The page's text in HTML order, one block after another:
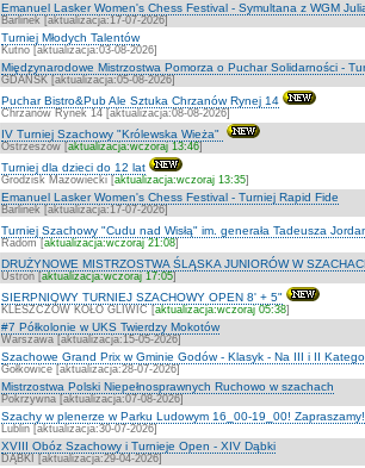
Emanuel Lasker Women's Chess Festival - Symultana z WGM
Barlinek [aktualizacja:17-07-2026]
Turniej Młodych Talentów
Kutno [aktualizacja:03-08-2026]
Międzynarodowe Mistrzostwa Pomorza o Puchar Solidarności -
GDAŃSK [aktualizacja:05-08-2026]
Puchar Bistro&Pub Ale Sztuka Chrzanów Rynej 14
Chrzanów Rynek 14 [aktualizacja:08-08-2026]
IV Turniej Szachowy "Królewska Wieża"
Ostrzeszów [aktualizacja:wczoraj 13:46]
Turniej dla dzieci do 12 lat
Grodzisk Mazowiecki [aktualizacja:wczoraj 13:35]
Emanuel Lasker Women's Chess Festival - Turniej Rapid Fide
Barlinek [aktualizacja:17-07-2026]
Turniej Szachowy "Cudu nad Wisłą" im. generała Tadeusza
Radom [aktualizacja:wczoraj 21:08]
DRUŻYNOWE MISTRZOSTWA ŚLĄSKA JUNIORÓW W
Ustroń [aktualizacja:wczoraj 17:05]
SIERPNIOWY TURNIEJ SZACHOWY OPEN 8' + 5"
KLESZCZÓW KOŁO GLIWIC [aktualizacja:wczoraj 05:38]
#7 Półkolonie w UKS Twierdzy Mokotów
Warszawa [aktualizacja:15-05-2026]
Szachowe Grand Prix w Gminie Godów - Klasyk - Na III i II
Gołkowice [aktualizacja:28-07-2026]
Mistrzostwa Polski Niepełnosprawnych Ruchowo w szachach
Pokrzywna [aktualizacja:07-08-2026]
Szachy w plenerze w Parku Ludowym 16_00-19_00! Zapraszamy!
Lublin [aktualizacja:30-07-2026]
XVIII Obóz Szachowy i Turnieje Open - XIV Dąbki
DĄBKI [aktualizacja:29-04-2026]